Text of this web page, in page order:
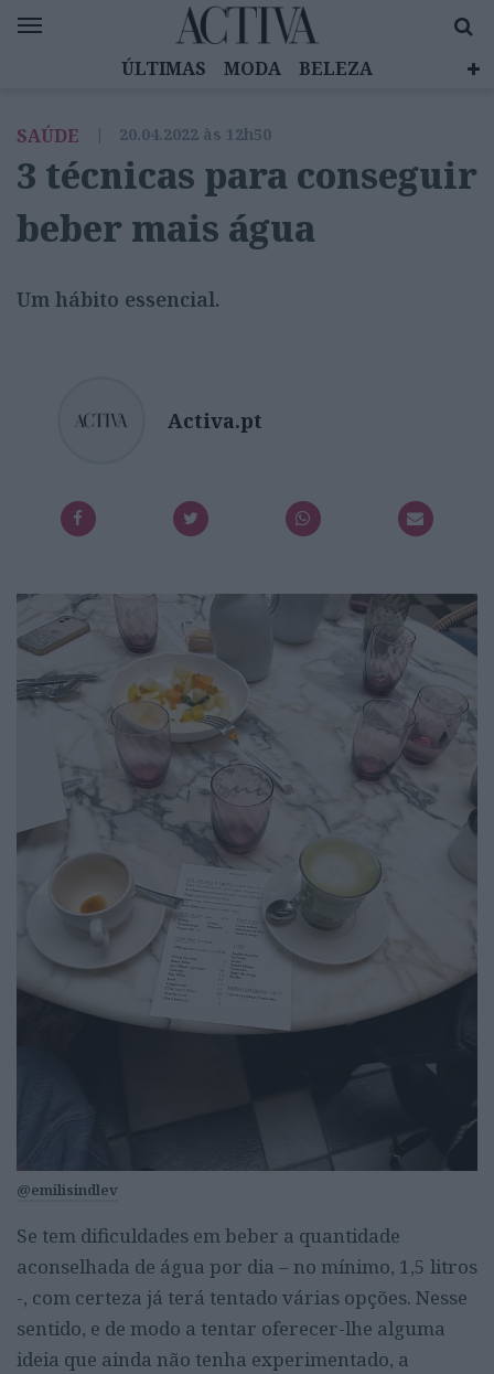
ÚLTIMAS MODA
BELEZA
EMOÇÕES
MULHERES INSPIRADORAS
DIZ QUEM SABE
ACTIVA BRAND STUDIO
SAÚDE | 20.04.2022 às 12h50
3 técnicas para conseguir
beber mais água
Um hábito essencial.
Activa.pt
@emilisindlev
Se tem dificuldades em beber a quantidade
aconselhada de água por dia – no mínimo, 1,5 litros
-, com certeza já terá tentado várias opções. Nesse
sentido, e de modo a tentar oferecer-lhe alguma
ideia que ainda não tenha experimentado, a